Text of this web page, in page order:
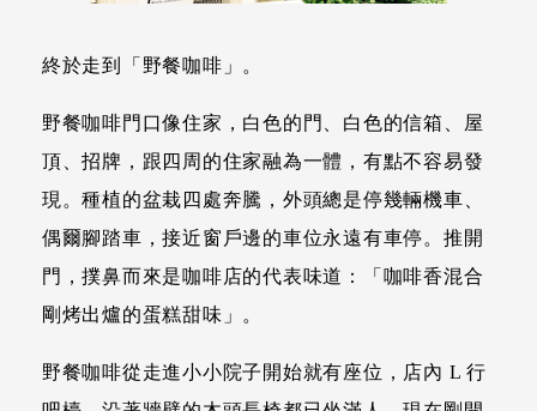
終於走到「野餐咖啡」。
野餐咖啡門口像住家，白色的門、白色的信箱、屋
頂、招牌，跟四周的住家融為一體，有點不容易發
現。種植的盆栽四處奔騰，外頭總是停幾輛機車、
偶爾腳踏車，接近窗戶邊的車位永遠有車停。推開
門，撲鼻而來是咖啡店的代表味道：「咖啡香混合
剛烤出爐的蛋糕甜味」。
野餐咖啡從走進小小院子開始就有座位，店內 L 行